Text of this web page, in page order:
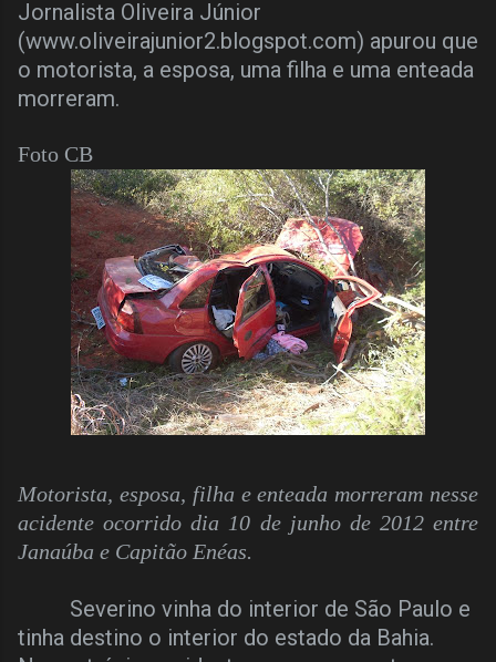
Jornalista Oliveira Júnior
(www.oliveirajunior2.blogspot.com) apurou que
o motorista, a esposa, uma filha e uma enteada
morreram.
Foto CB
Motorista, esposa, filha e enteada morreram nesse
acidente ocorrido dia 10 de junho de 2012 entre
Janaúba e Capitão Enéas.
Severino vinha do interior de São Paulo e
tinha destino o interior do estado da Bahia.